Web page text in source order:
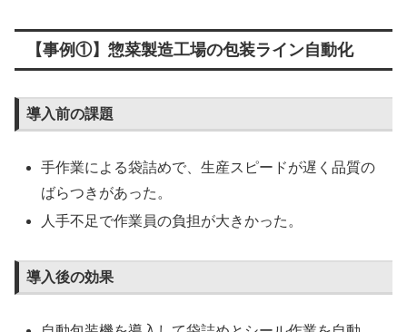
【事例①】惣菜製造工場の包装ライン自動化
導入前の課題
手作業による袋詰めで、生産スピードが遅く品質の
ばらつきがあった。
人手不足で作業員の負担が大きかった。
導入後の効果